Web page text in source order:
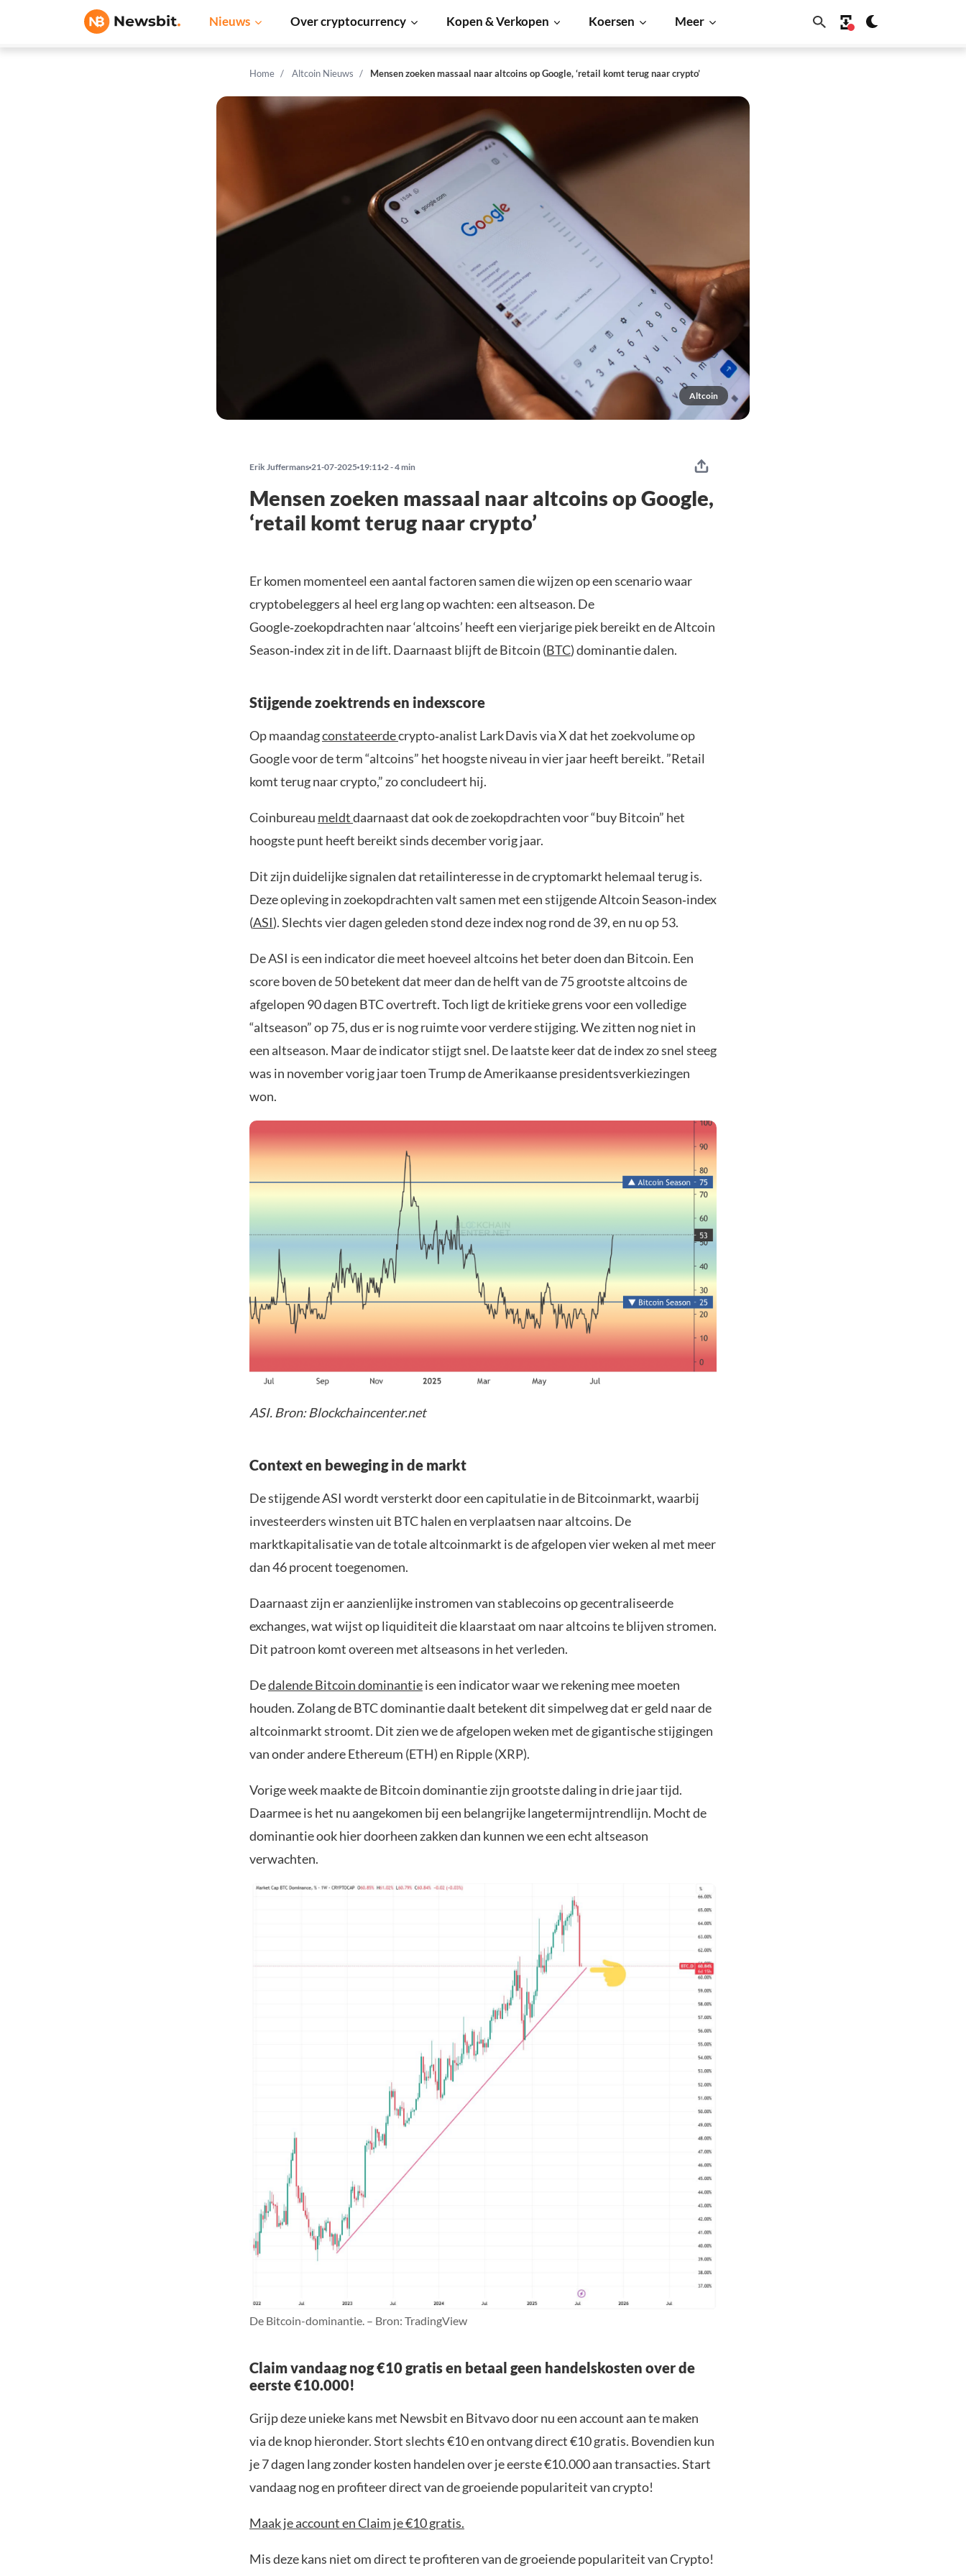
Nieuws Over cryptocurrency Kopen & Verkopen Koersen Meer
Home Altcoin Nieuws Mensen zoeken massaal naar altcoins op Google, ‘retail komt terug naar crypto’
Altcoin
Erik Juffermans 21-07-2025 19:11 2 - 4 min
Mensen zoeken massaal naar altcoins op Google,
‘retail komt terug naar crypto’
Er komen momenteel een aantal factoren samen die wijzen op een scenario waar
cryptobeleggers al heel erg lang op wachten: een altseason. De
Google‑zoekopdrachten naar ‘altcoins’ heeft een vierjarige piek bereikt en de Altcoin
Season‑index zit in de lift. Daarnaast blijft de Bitcoin (BTC) dominantie dalen.
Stijgende zoektrends en indexscore
Op maandagconstateerdecrypto‑analist Lark Davis via X dat het zoekvolume op
Google voor de term “altcoins” het hoogste niveau in vier jaar heeft bereikt. ”Retail
komt terug naar crypto,” zo concludeert hij.
Coinbureau meldtdaarnaast dat ook de zoekopdrachten voor “buy Bitcoin” het
hoogste punt heeft bereikt sinds december vorig jaar.
Dit zijn duidelijke signalen dat retailinteresse in de cryptomarkt helemaal terug is.
Deze opleving in zoekopdrachten valt samen met een stijgende Altcoin Season‑index
(ASI). Slechts vier dagen geleden stond deze index nog rond de 39, en nu op 53.
De ASI is een indicator die meet hoeveel altcoins het beter doen dan Bitcoin. Een
score boven de 50 betekent dat meer dan de helft van de 75 grootste altcoins de
afgelopen 90 dagen BTC overtreft. Toch ligt de kritieke grens voor een volledige
“altseason” op 75, dus er is nog ruimte voor verdere stijging. We zitten nog niet in
een altseason. Maar de indicator stijgt snel. De laatste keer dat de index zo snel steeg
was in november vorig jaar toen Trump de Amerikaanse presidentsverkiezingen
won.
ASI. Bron: Blockchaincenter.net
Context en beweging in de markt
De stijgende ASI wordt versterkt door een capitulatie in de Bitcoinmarkt, waarbij
investeerders winsten uit BTC halen en verplaatsen naar altcoins. De
marktkapitalisatie van de totale altcoinmarkt is de afgelopen vier weken al met meer
dan 46 procent toegenomen.
Daarnaast zijn er aanzienlijke instromen van stablecoins op gecentraliseerde
exchanges, wat wijst op liquiditeit die klaarstaat om naar altcoins te blijven stromen.
Dit patroon komt overeen met altseasons in het verleden.
Dedalende Bitcoin dominantieis een indicator waar we rekening mee moeten
houden. Zolang de BTC dominantie daalt betekent dit simpelweg dat er geld naar de
altcoinmarkt stroomt. Dit zien we de afgelopen weken met de gigantische stijgingen
van onder andere Ethereum (ETH) en Ripple (XRP).
Vorige week maakte de Bitcoin dominantie zijn grootste daling in drie jaar tijd.
Daarmee is het nu aangekomen bij een belangrijke langetermijntrendlijn. Mocht de
dominantie ook hier doorheen zakken dan kunnen we een echt altseason
verwachten.
De Bitcoin-dominantie. – Bron: TradingView
Claim vandaag nog €10 gratis en betaal geen handelskosten over de
eerste €10.000!
Grijp deze unieke kans met Newsbit en Bitvavo door nu een account aan te maken
via de knop hieronder. Stort slechts €10 en ontvang direct €10 gratis. Bovendien kun
je 7 dagen lang zonder kosten handelen over je eerste €10.000 aan transacties. Start
vandaag nog en profiteer direct van de groeiende populariteit van crypto!
Maak je account en Claim je €10 gratis.
Mis deze kans niet om direct te profiteren van de groeiende populariteit van Crypto!